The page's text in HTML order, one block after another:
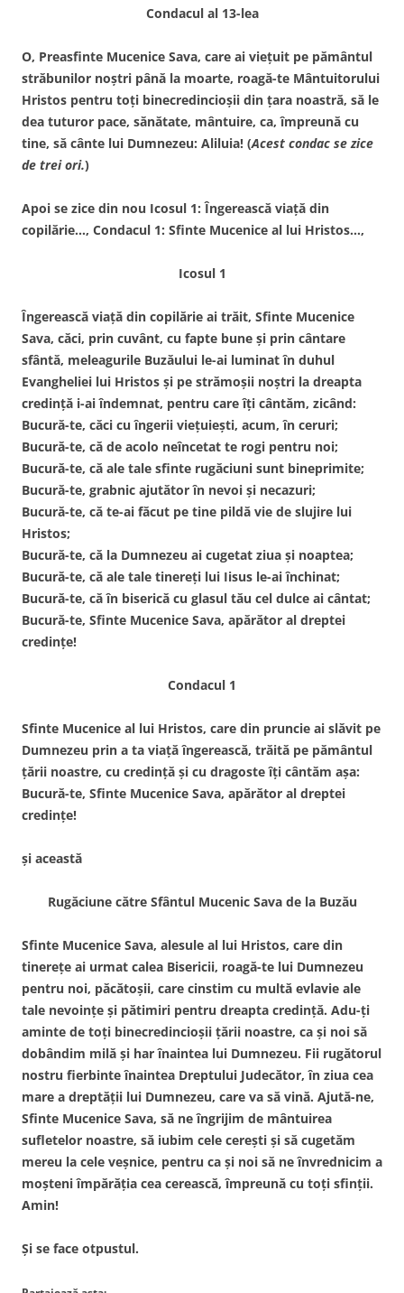
Condacul al 13-lea
O, Preasfinte Mucenice Sava, care ai viețuit pe pământul
străbunilor noștri până la moarte, roagă-te Mântuitorului
Hristos pentru toți binecredincioșii din țara noastră, să le
dea tuturor pace, sănătate, mântuire, ca, împreună cu
tine, să cânte lui Dumnezeu: Aliluia! (Acest condac se zice
de trei ori.)
Apoi se zice din nou Icosul 1: Îngerească viață din
copilărie…, Condacul 1: Sfinte Mucenice al lui Hristos…,
Icosul 1
Îngerească viață din copilărie ai trăit, Sfinte Mucenice
Sava, căci, prin cuvânt, cu fapte bune și prin cântare
sfântă, meleagurile Buzăului le-ai luminat în duhul
Evangheliei lui Hristos și pe strămoșii noștri la dreapta
credință i-ai îndemnat, pentru care îți cântăm, zicând:
Bucură-te, căci cu îngerii viețuiești, acum, în ceruri;
Bucură-te, că de acolo neîncetat te rogi pentru noi;
Bucură-te, că ale tale sfinte rugăciuni sunt bineprimite;
Bucură-te, grabnic ajutător în nevoi și necazuri;
Bucură-te, că te-ai făcut pe tine pildă vie de slujire lui
Hristos;
Bucură-te, că la Dumnezeu ai cugetat ziua și noaptea;
Bucură-te, că ale tale tinereți lui Iisus le-ai închinat;
Bucură-te, că în biserică cu glasul tău cel dulce ai cântat;
Bucură-te, Sfinte Mucenice Sava, apărător al dreptei
credințe!
Condacul 1
Sfinte Mucenice al lui Hristos, care din pruncie ai slăvit pe
Dumnezeu prin a ta viață îngerească, trăită pe pământul
țării noastre, cu credință și cu dragoste îți cântăm așa:
Bucură-te, Sfinte Mucenice Sava, apărător al dreptei
credințe!
și această
Rugăciune către Sfântul Mucenic Sava de la Buzău
Sfinte Mucenice Sava, alesule al lui Hristos, care din
tinerețe ai urmat calea Bisericii, roagă-te lui Dumnezeu
pentru noi, păcătoșii, care cinstim cu multă evlavie ale
tale nevoințe și pătimiri pentru dreapta credință. Adu-ți
aminte de toți binecredincioșii țării noastre, ca și noi să
dobândim milă și har înaintea lui Dumnezeu. Fii rugătorul
nostru fierbinte înaintea Dreptului Judecător, în ziua cea
mare a dreptății lui Dumnezeu, care va să vină. Ajută-ne,
Sfinte Mucenice Sava, să ne îngrijim de mântuirea
sufletelor noastre, să iubim cele cerești și să cugetăm
mereu la cele veșnice, pentru ca și noi să ne învrednicim a
moșteni împărăția cea cerească, împreună cu toți sfinții.
Amin!
Și se face otpustul.